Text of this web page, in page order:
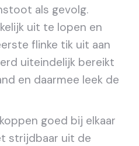
als gevolg.
uit te lopen en
flinke tik uit aan
uiteindelijk bereikt
en daarmee leek de
goed bij elkaar
strijdbaar uit de